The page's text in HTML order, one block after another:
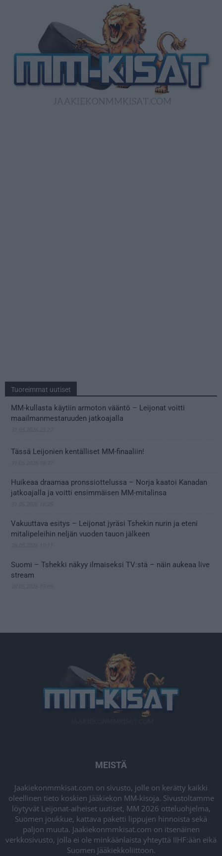
Tuoreimmat uutiset
MM-kullasta käytiin armoton vääntö – Leijonat voitti
maailmanmestaruuden jatkoajalla
Tässä Leijonien kentälliset MM-finaaliin!
Huikeaa draamaa pronssiottelussa – Norja kaatoi Kanadan
jatkoajalla ja voitti ensimmäisen MM-mitalinsa
Vakuuttava esitys – Leijonat jyräsi Tshekin nurin ja eteni
mitalipeleihin neljän vuoden tauon jälkeen
Suomi – Tshekki näkyy ilmaiseksi TV:stä – näin aukeaa live
stream
MEISTÄ
Jaakiekonmmkisat.com on sivusto, jolle on kerätty kaikki
oleellinen tieto koskien Jääkiekon MM-kisoja. Sivustoltamme
löytyvät Leijonat-aiheiset uutiset, MM 2026 otteluohjelma,
Suomen joukkue, kattava paketti lippujen hinnoista sekä
paljon muuta. Jaakiekonmmkisat.com on itsenäinen
verkkosivusto, jolla ei ole minkäänlaista yhteyttä IIHF:ään eikä
Suomen Jääkiekkoliittoon.